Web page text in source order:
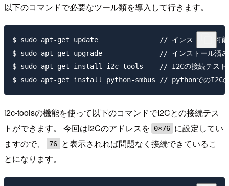
以下のコマンドで必要なツール類を導入して行きます。
$ sudo apt-get update               // インストール可能な
$ sudo apt-get upgrade              // インストール済みの
$ sudo apt-get install i2c-tools    // I2Cの接続テストを
i2c-toolsの機能を使って以下のコマンドでI2Cとの接続テス
トができます。 今回はI2Cのアドレスを
0×76 に設定してい
ますので、
76
と表示されれば問題なく接続できているこ
とになります。